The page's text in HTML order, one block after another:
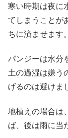
寒い時期は夜に
てしまうことが
ちに済ませます。
パンジーは水分
土の過湿は嫌う
げるのは避けま
地植えの場合は
ば、後は雨に当